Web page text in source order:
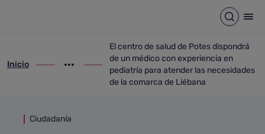
Abrir
ir-a inicio
Inicio
Mostrar opciones del camino de migas
ir-a El centro de salud de Potes
El centro de salud de Potes dispondrá
de un médico con experiencia en
pediatría para atender las necesidades
de la comarca de Liébana
Ciudadanía